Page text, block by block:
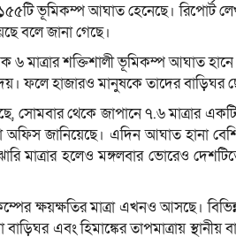
ভূমিকম্প আঘাত হেনেছে। রিপোর্ট
বলে জানা গেছে।
৬ মাত্রার শক্তিশালী ভূমিকম্প আঘাত
ফলে হাজারও মানুষকে তাদের বাড়িঘর
সোমবার থেকে জাপানে ৭.৬ মাত্রার
জানিয়েছে। এদিন আঘাত হানা
মাত্রার হলেও মঙ্গলবার ভোরেও
ক্ষয়ক্ষতির মাত্রা এখনও আসছে।
এবং হিমাঙ্কের তাপমাত্রায় স্থানীয়